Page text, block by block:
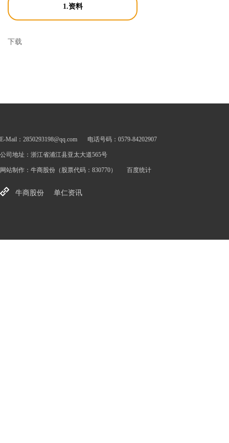
1.资料
下载
E-Mail：2850293198@qq.com 电话号码：0579-84202907
公司地址：浙江省浦江县亚太大道565号
网站制作： 牛商股份 （股票代码：830770） 百度统计
牛商股份 单仁资讯